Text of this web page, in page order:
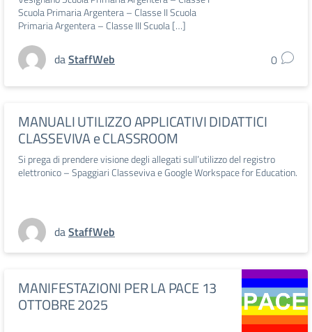
Scuola Primaria Argentera – Classe II Scuola
Primaria Argentera – Classe III Scuola […]
daStaffWeb 0
MANUALI UTILIZZO APPLICATIVI DIDATTICI
CLASSEVIVA e CLASSROOM
Si prega di prendere visione degli allegati sull’utilizzo del registro
elettronico – Spaggiari Classeviva e Google Workspace for Education.
daStaffWeb
MANIFESTAZIONI PER LA PACE 13
OTTOBRE 2025